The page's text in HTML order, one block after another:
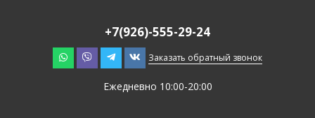
+7(926)-555-29-24
Заказать обратный звонок
Ежедневно 10:00-20:00